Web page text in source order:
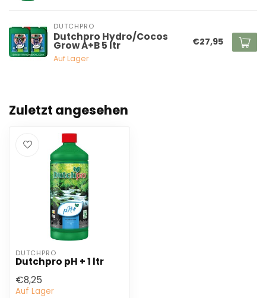
DUTCHPRO
Dutchpro Hydro/Cocos
Grow A+B 5 ltr
Auf Lager
€27,95
Zuletzt angesehen
DUTCHPRO
Dutchpro pH + 1 ltr
€8,25
Auf Lager